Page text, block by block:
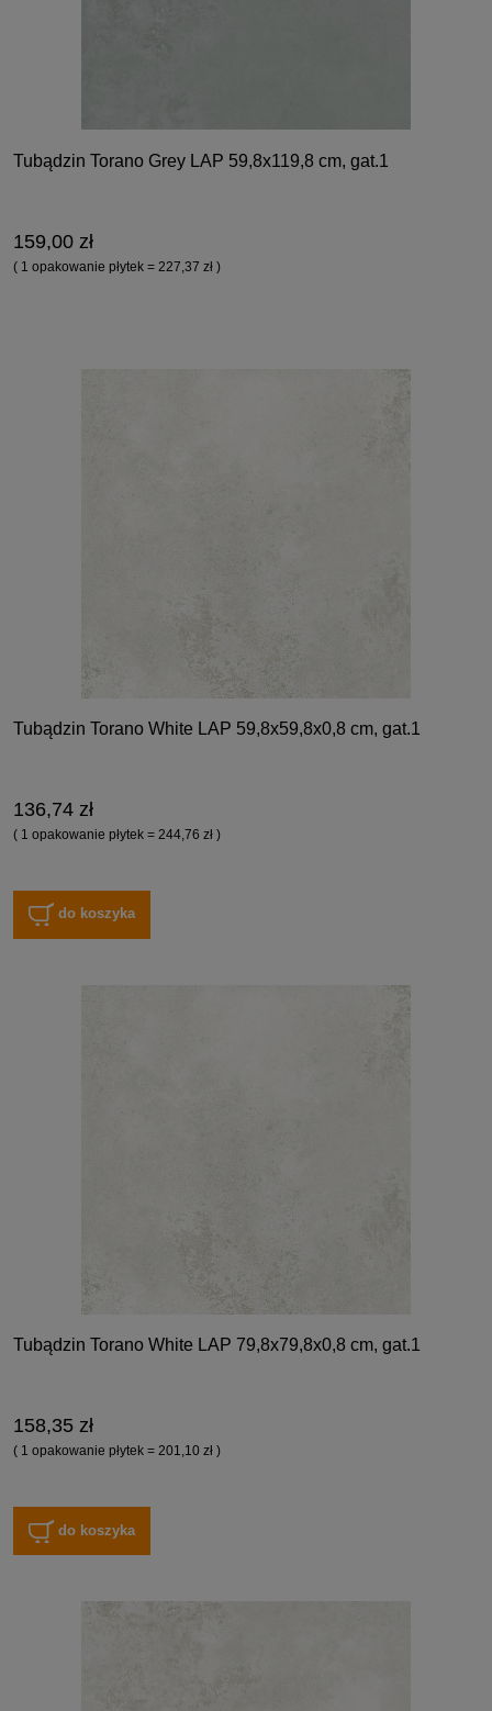
Tubądzin Torano Grey LAP 59,8x119,8 cm, gat.1
159,00 zł
( 1 opakowanie płytek = 227,37 zł )
Tubądzin Torano White LAP 59,8x59,8x0,8 cm, gat.1
136,74 zł
( 1 opakowanie płytek = 244,76 zł )
do koszyka
Tubądzin Torano White LAP 79,8x79,8x0,8 cm, gat.1
158,35 zł
( 1 opakowanie płytek = 201,10 zł )
do koszyka